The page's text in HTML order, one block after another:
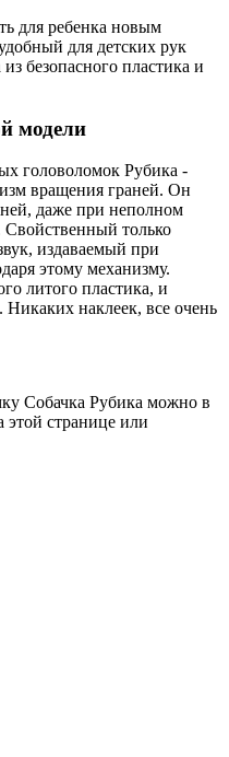
для ребенка новым
для детских рук
безопасного пластика и
модели
головоломок Рубика -
вращения граней. Он
даже при неполном
Свойственный только
издаваемый при
этому механизму.
литого пластика, и
наклеек, все очень
Собачка Рубика можно в
этой странице или